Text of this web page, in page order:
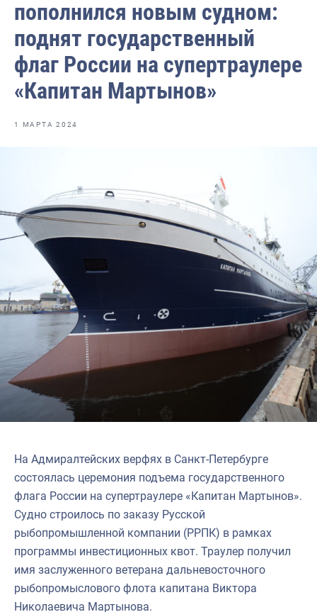
Отраслевые СМИ
Выставки и конференции
Научно-практическая литература
Рыбоохрана России
Укрепление духовно-нравственных ценностей
События в России и мире
пополнился новым судном:
поднят государственный
флаг России на супертраулере
«Капитан Мартынов»
1 МАРТА 2024
На Адмиралтейских верфях в Санкт-Петербурге
состоялась церемония подъема государственного
флага России на супертраулере «Капитан Мартынов».
Судно строилось по заказу Русской
рыбопромышленной компании (РРПК) в рамках
программы инвестиционных квот. Траулер получил
имя заслуженного ветерана дальневосточного
рыбопромыслового флота капитана Виктора
Николаевича Мартынова.